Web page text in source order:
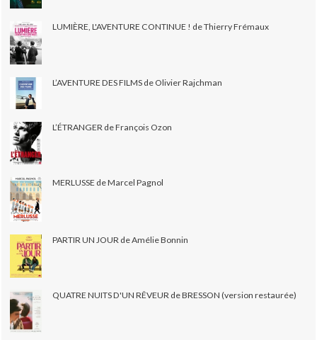
LUMIÈRE, L'AVENTURE CONTINUE ! de Thierry Frémaux
L’AVENTURE DES FILMS de Olivier Rajchman
L’ÉTRANGER de François Ozon
MERLUSSE de Marcel Pagnol
PARTIR UN JOUR de Amélie Bonnin
QUATRE NUITS D'UN RÊVEUR de BRESSON (version restaurée)